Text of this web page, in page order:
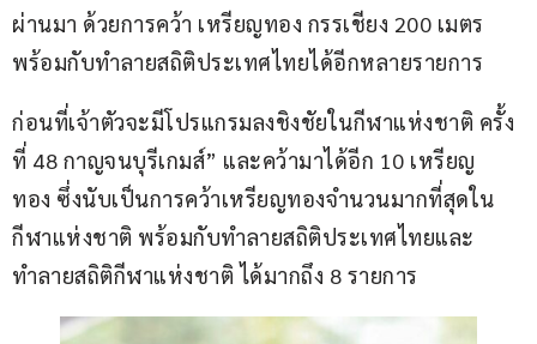
ผ่านมา ด้วยการคว้า เหรียญทอง กรรเชียง 200 เมตร
พร้อมกับทำลายสถิติประเทศไทยได้อีกหลายรายการ
ก่อนที่เจ้าตัวจะมีโปรแกรมลงชิงชัยในกีฬาแห่งชาติ ครั้ง
ที่ 48 กาญจนบุรีเกมส์” และคว้ามาได้อีก 10 เหรียญ
ทอง ซึ่งนับเป็นการคว้าเหรียญทองจำนวนมากที่สุดใน
กีฬาแห่งชาติ พร้อมกับทำลายสถิติประเทศไทยและ
ทำลายสถิติกีฬาแห่งชาติ ได้มากถึง 8 รายการ